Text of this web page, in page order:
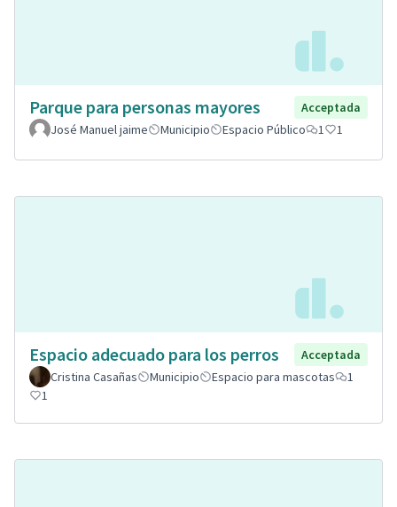
Parque para personas mayores
Acceptada
José Manuel jaime
Municipio Espacio Público 1 1
Espacio adecuado para los perros
Acceptada
Cristina Casañas
Municipio Espacio para mascotas
1
1